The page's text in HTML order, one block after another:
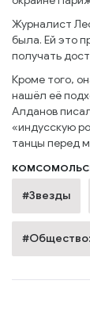
Журналист
была. Ей это
получать
Кроме того,
нашёл её
Алданов
«индусскую
танцы перед
#Звезды